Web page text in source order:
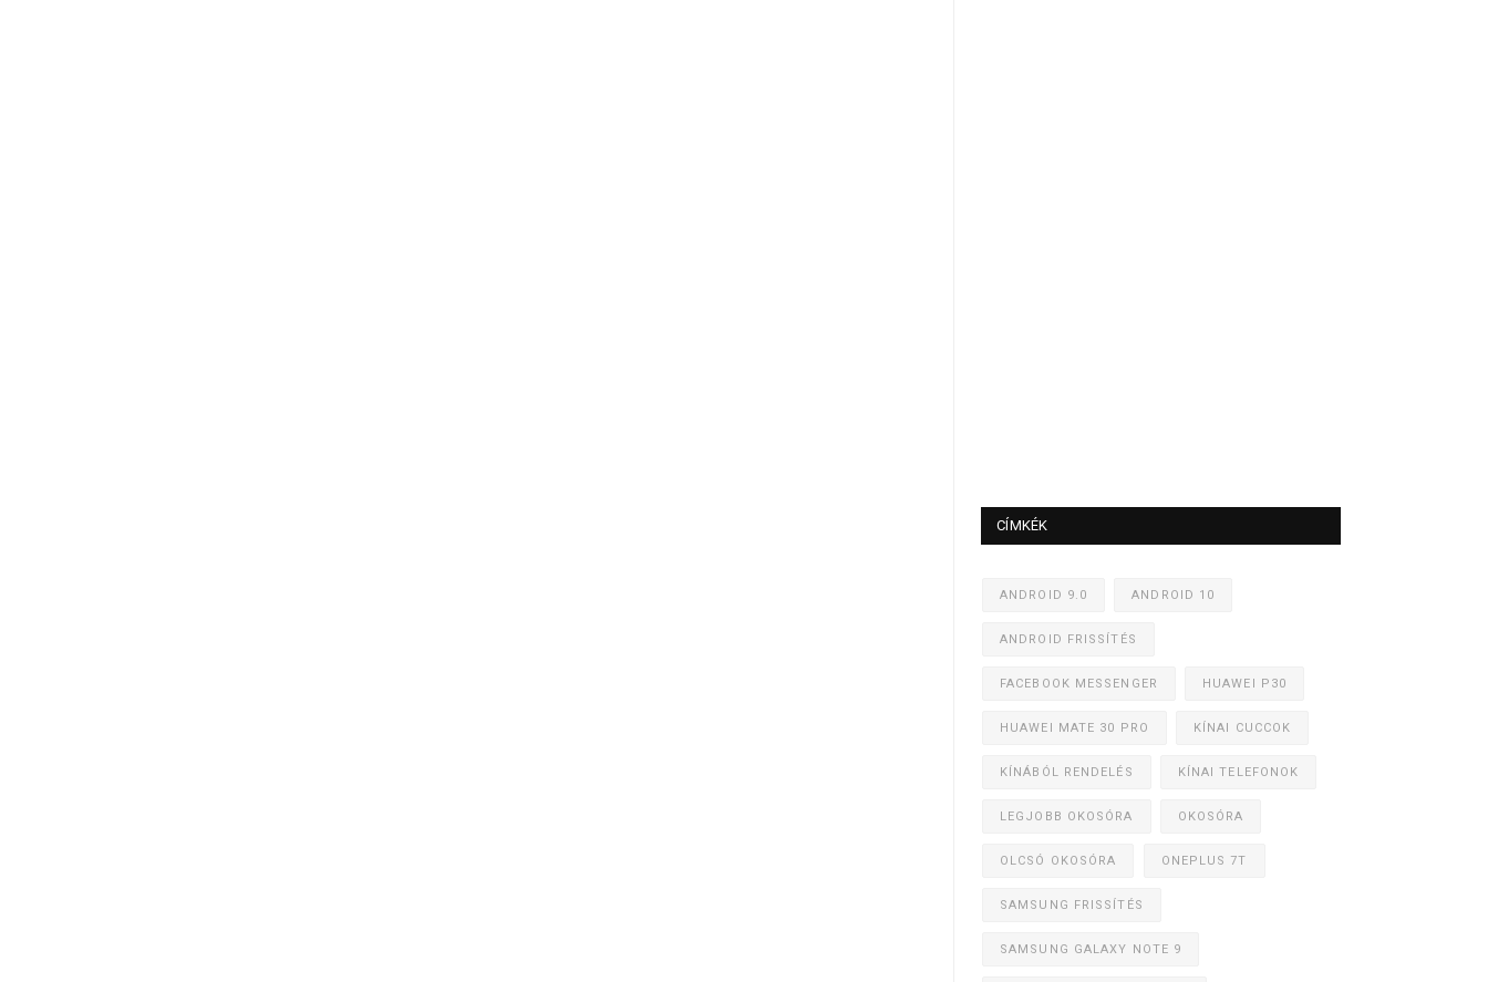
CÍMKÉK
ANDROID 9.0 ANDROID 10
ANDROID FRISSÍTÉS
FACEBOOK MESSENGER HUAWEI P30
HUAWEI MATE 30 PRO KÍNAI CUCCOK
KÍNÁBÓL RENDELÉS KÍNAI TELEFONOK
LEGJOBB OKOSÓRA OKOSÓRA
OLCSÓ OKOSÓRA ONEPLUS 7T
SAMSUNG FRISSÍTÉS
SAMSUNG GALAXY NOTE 9